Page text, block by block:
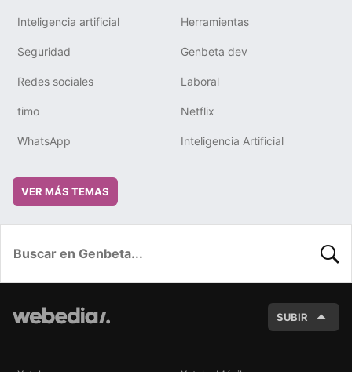
Inteligencia artificial Herramientas
Seguridad Genbeta dev
Redes sociales Laboral
timo Netflix
WhatsApp Inteligencia Artificial
VER MÁS TEMAS
SUBIR